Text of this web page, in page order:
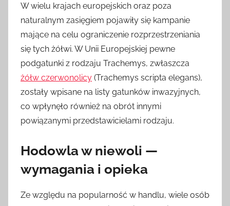
W wielu krajach europejskich oraz poza
naturalnym zasięgiem pojawiły się kampanie
mające na celu ograniczenie rozprzestrzeniania
się tych żółwi. W Unii Europejskiej pewne
podgatunki z rodzaju Trachemys, zwłaszcza
żółw czerwonolicy (Trachemys scripta elegans),
zostały wpisane na listy gatunków inwazyjnych,
co wpłynęło również na obrót innymi
powiązanymi przedstawicielami rodzaju.
Hodowla w niewoli —
wymagania i opieka
Ze względu na popularność w handlu, wiele osób